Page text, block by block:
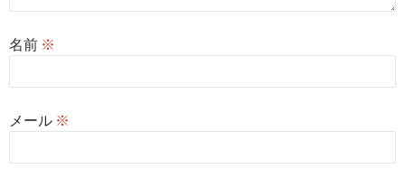
名前 ※
メール ※